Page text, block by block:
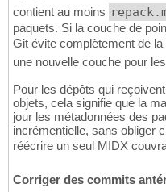
contient au moins
paquets. Si la couche de
Git évite complètement de la
une nouvelle couche pour
Pour les dépôts qui
objets, cela signifie que la
jour les métadonnées des
incrémentielle, sans obliger
réécrire un seul MIDX
Corriger des commits